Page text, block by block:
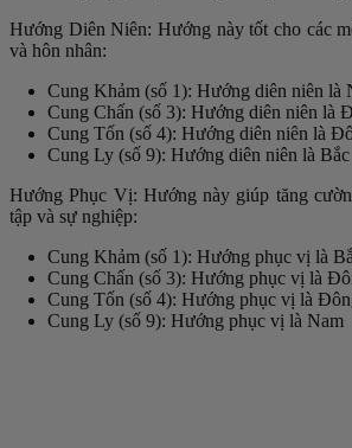
Hướng Diên Niên: Hướng này tốt cho các
và hôn nhân:
Cung Khảm (số 1): Hướng diên niên là
Cung Chấn (số 3): Hướng diên niên là
Cung Tốn (số 4): Hướng diên niên là
Cung Ly (số 9): Hướng diên niên là Bắc
Hướng Phục Vị: Hướng này giúp tăng
tập và sự nghiệp:
Cung Khảm (số 1): Hướng phục vị là
Cung Chấn (số 3): Hướng phục vị là
Cung Tốn (số 4): Hướng phục vị là
Cung Ly (số 9): Hướng phục vị là Nam